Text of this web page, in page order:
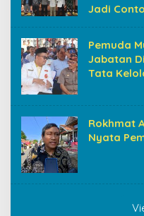
Jadi
Pemuda
Jabatan
Tata
Rokhmat
Nyata